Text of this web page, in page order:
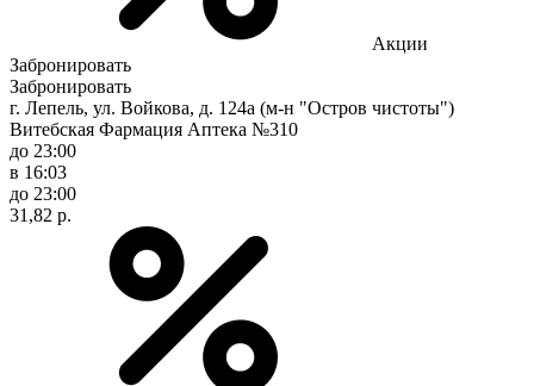
Акции
Забронировать
Забронировать
г. Лепель, ул. Войкова, д. 124а (м-н "Остров чистоты")
Витебская Фармация Аптека №310
до 23:00
в 16:03
до 23:00
31,82 р.